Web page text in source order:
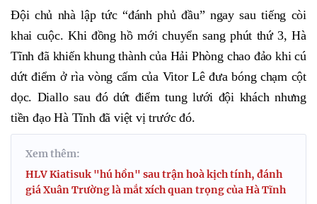
Đội chủ nhà lập tức “đánh phủ đầu” ngay sau tiếng còi
khai cuộc. Khi đồng hồ mới chuyển sang phút thứ 3, Hà
Tĩnh đã khiến khung thành của Hải Phòng chao đảo khi cú
dứt điểm ở rìa vòng cấm của Vitor Lê đưa bóng chạm cột
dọc. Diallo sau đó dứt điểm tung lưới đội khách nhưng
tiền đạo Hà Tĩnh đã việt vị trước đó.
Xem thêm:
HLV Kiatisuk "hú hồn" sau trận hoà kịch tính, đánh
giá Xuân Trường là mắt xích quan trọng của Hà Tĩnh